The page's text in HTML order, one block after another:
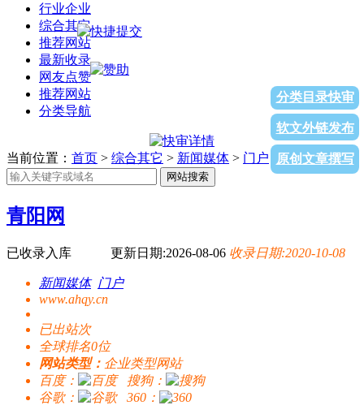
行业企业
综合其它
推荐网站
最新收录
网友点赞
推荐网站
分类导航
分类目录快审
软文外链发布
原创文章撰写
当前位置： 首页 > 综合其它 > 新闻媒体 > 门户 > 青阳网
网站搜索
青阳网
已收录入库 更新日期:2026-08-06 收录日期:2020-10-08
新闻媒体 门户
www.ahqy.cn
已出站次
全球排名0位
网站类型： 企业类型网站
百度：
搜狗：
谷歌：
360：